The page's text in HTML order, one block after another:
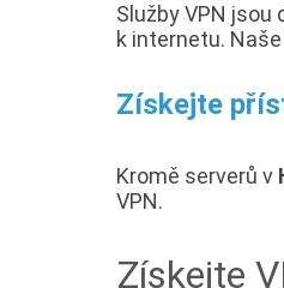
Služby VPN jsou
k internetu.
Získejte
Kromě serverů v
VPN.
Získejte